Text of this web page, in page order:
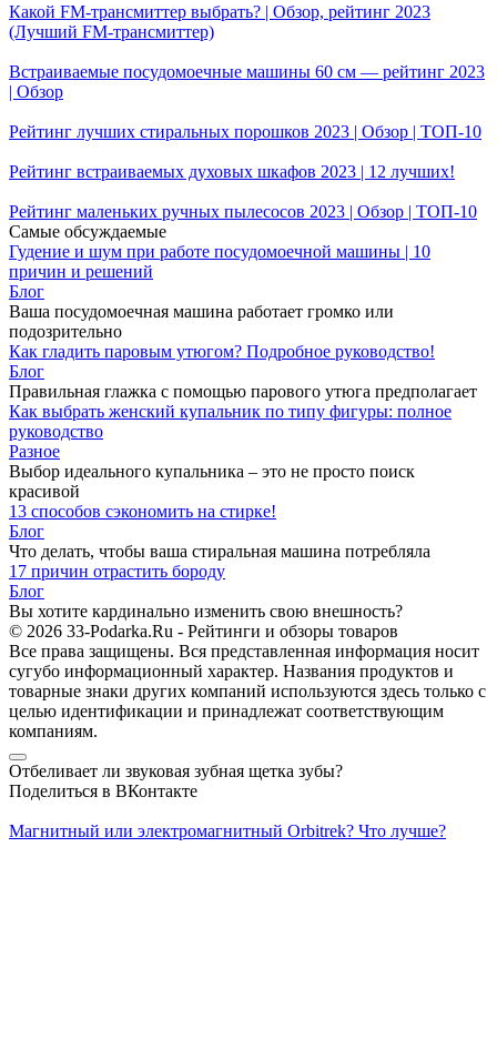
Какой FM-трансмиттер выбрать? | Обзор, рейтинг 2023
(Лучший FM-трансмиттер)
Встраиваемые посудомоечные машины 60 см — рейтинг 2023
| Обзор
Рейтинг лучших стиральных порошков 2023 | Обзор | ТОП-10
Рейтинг встраиваемых духовых шкафов 2023 | 12 лучших!
Рейтинг маленьких ручных пылесосов 2023 | Обзор | ТОП-10
Самые обсуждаемые
Гудение и шум при работе посудомоечной машины | 10
причин и решений
Блог
Ваша посудомоечная машина работает громко или
подозрительно
Как гладить паровым утюгом? Подробное руководство!
Блог
Правильная глажка с помощью парового утюга предполагает
Как выбрать женский купальник по типу фигуры: полное
руководство
Разное
Выбор идеального купальника – это не просто поиск
красивой
13 способов сэкономить на стирке!
Блог
Что делать, чтобы ваша стиральная машина потребляла
17 причин отрастить бороду
Блог
Вы хотите кардинально изменить свою внешность?
© 2026 33-Podarka.Ru - Рейтинги и обзоры товаров
Все права защищены. Вся представленная информация носит
сугубо информационный характер. Названия продуктов и
товарные знаки других компаний используются здесь только с
целью идентификации и принадлежат соответствующим
компаниям.
Отбеливает ли звуковая зубная щетка зубы?
Поделиться в ВКонтакте
Магнитный или электромагнитный Orbitrek? Что лучше?